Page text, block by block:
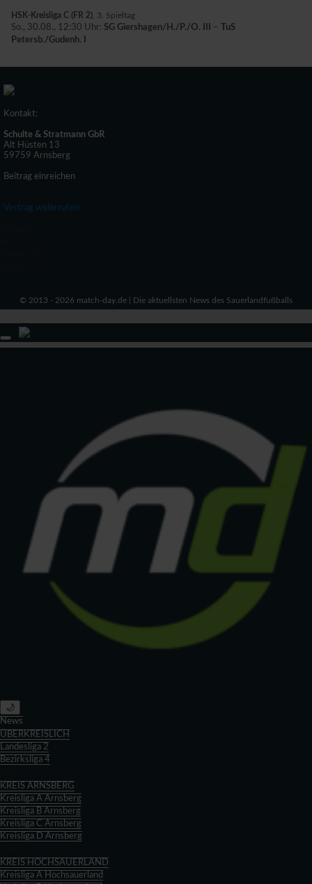
HSK-Kreisliga C (FR 2) , 3. Spieltag
So., 30.08., 12:30 Uhr: SG Giershagen/H./P./O. III –
TuS
Petersb./Gudenh. I
Kontakt:
Schulte & Stratmann GbR
Alt Hüsten 13
59759 Arnsberg
Beitrag einreichen
Vertrag widerrufen
© 2013 - 2026 match-day.de | Die aktuellsten News des Sauerlandfußballs
🌙
News
ÜBERKREISLICH
Landesliga 2
Bezirksliga 4
KREIS ARNSBERG
Kreisliga A Arnsberg
Kreisliga B Arnsberg
Kreisliga C Arnsberg
Kreisliga D Arnsberg
KREIS HOCHSAUERLAND
Kreisliga A Hochsauerland